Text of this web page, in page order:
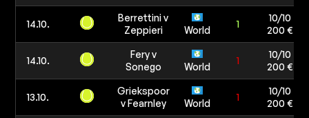
14.10.
Berrettini v
Zeppieri
World
1
10/10
200 €
14.10.
Fery v
Sonego
World
1
10/10
200 €
13.10.
Griekspoor
v Fearnley
World
1
10/10
200 €